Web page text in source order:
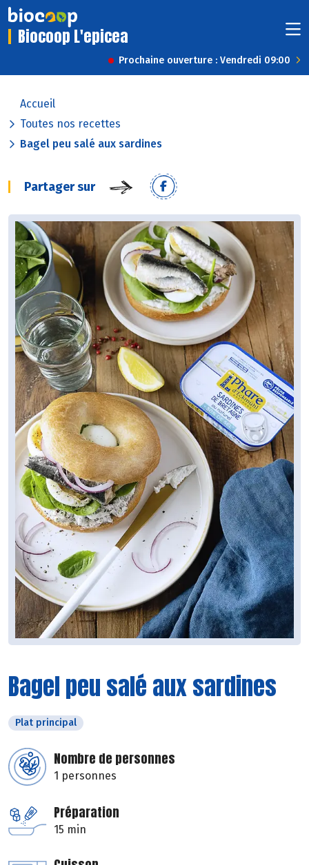
Biocoop L'epicea
Prochaine ouverture : Vendredi 09:00
Accueil
Toutes nos recettes
Bagel peu salé aux sardines
Partager sur
Bagel peu salé aux sardines
Plat principal
Nombre de personnes
1 personnes
Préparation
15 min